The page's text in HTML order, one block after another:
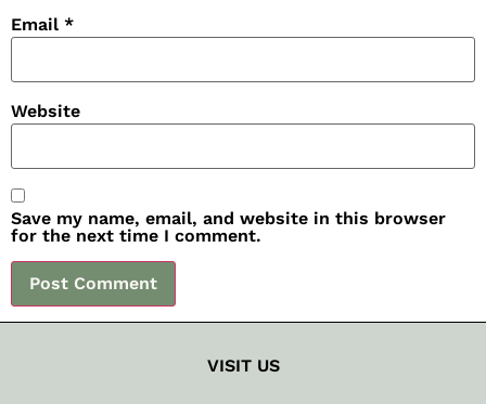
Email *
Website
Save my name, email, and website in this browser
for the next time I comment.
VISIT US